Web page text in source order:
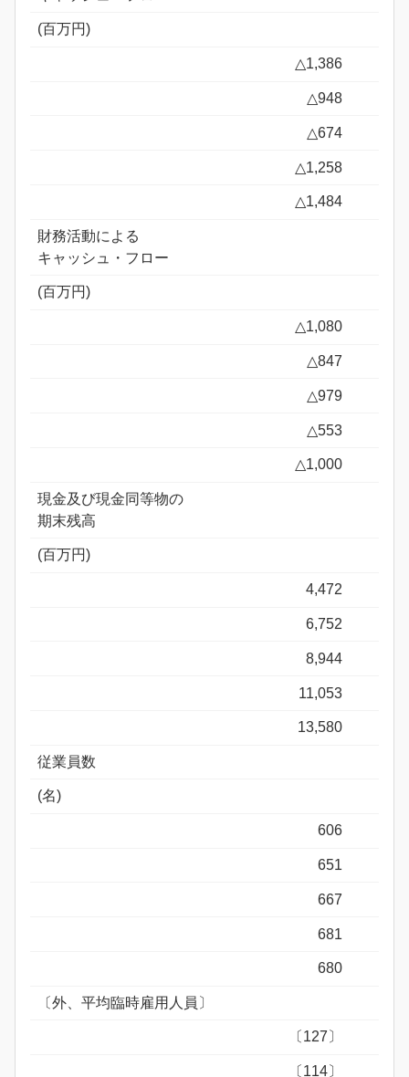
(百万円)
△1,386
△948
△674
△1,258
△1,484
財務活動による
キャッシュ・フロー
(百万円)
△1,080
△847
△979
△553
△1,000
現金及び現金同等物の
期末残高
(百万円)
4,472
6,752
8,944
11,053
13,580
従業員数
(名)
606
651
667
681
680
〔外、平均臨時雇用人員〕
〔127〕
〔114〕